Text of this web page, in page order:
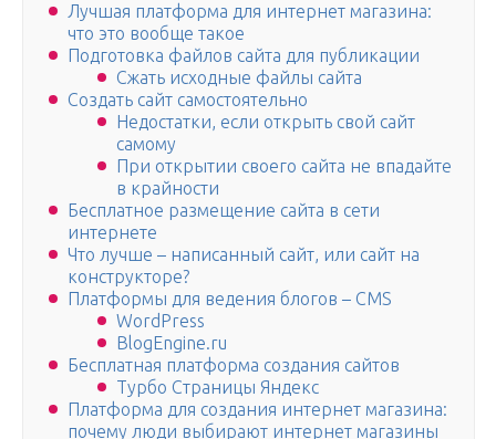
Лучшая платформа для интернет магазина:
что это вообще такое
Подготовка файлов сайта для публикации
Сжать исходные файлы сайта
Создать сайт самостоятельно
Недостатки, если открыть свой сайт
самому
При открытии своего сайта не впадайте
в крайности
Бесплатное размещение сайта в сети
интернете
Что лучше – написанный сайт, или сайт на
конструкторе?
Платформы для ведения блогов – CMS
WordPress
BlogEngine.ru
Бесплатная платформа создания сайтов
Турбо Cтраницы Яндекс
Платформа для создания интернет магазина:
почему люди выбирают интернет магазины